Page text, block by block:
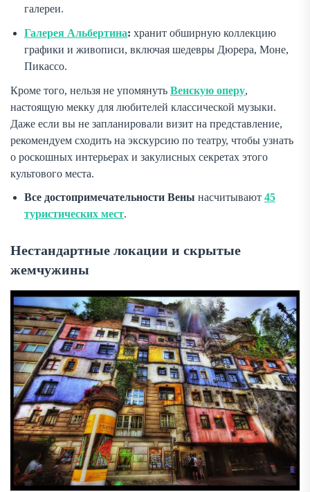
галереи.
Галерея Альбертина: хранит обширную коллекцию
графики и живописи, включая шедевры Дюрера, Моне,
Пикассо.
Кроме того, нельзя не упомянуть Венскую оперу,
настоящую мекку для любителей классической музыки.
Даже если вы не запланировали визит на представление,
рекомендуем сходить на экскурсию по театру, чтобы узнать
о роскошных интерьерах и закулисных секретах этого
культового места.
Все достопримечательности Вены насчитывают 45
туристических мест.
Нестандартные локации и скрытые
жемчужины